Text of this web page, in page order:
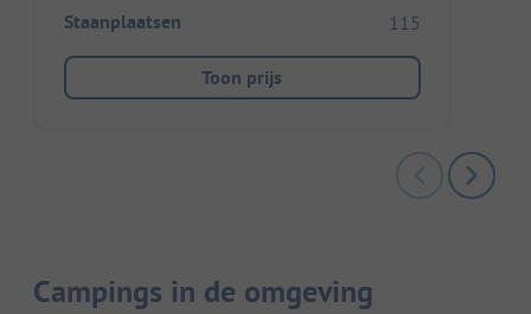
Staanplaatsen 115
Toon prijs
Campings in de omgeving